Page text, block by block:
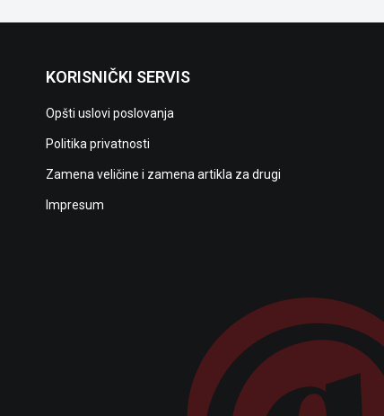
KORISNIČKI SERVIS
Opšti uslovi poslovanja
Politika privatnosti
Zamena veličine i zamena artikla za drugi
Impresum